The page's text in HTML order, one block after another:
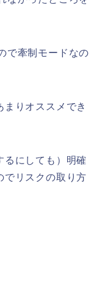
で牽制モードなの
りオススメでき
るにしても）明確
でリスクの取り方